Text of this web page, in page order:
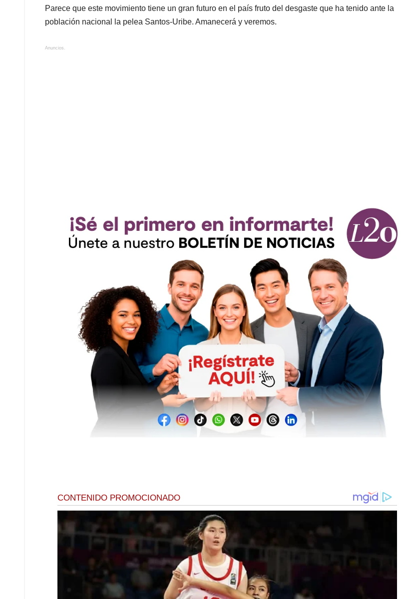
Parece que este movimiento tiene un gran futuro en el país fruto del desgaste que ha tenido ante la
población nacional la pelea Santos-Uribe. Amanecerá y veremos.
Anuncios.